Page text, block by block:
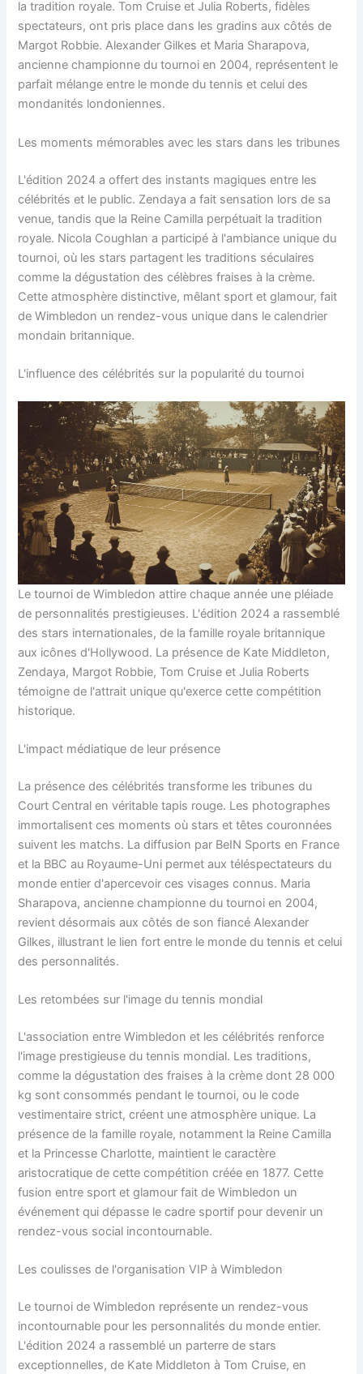
la tradition royale. Tom Cruise et Julia Roberts, fidèles
spectateurs, ont pris place dans les gradins aux côtés de
Margot Robbie. Alexander Gilkes et Maria Sharapova,
ancienne championne du tournoi en 2004, représentent le
parfait mélange entre le monde du tennis et celui des
mondanités londoniennes.
Les moments mémorables avec les stars dans les tribunes
L'édition 2024 a offert des instants magiques entre les
célébrités et le public. Zendaya a fait sensation lors de sa
venue, tandis que la Reine Camilla perpétuait la tradition
royale. Nicola Coughlan a participé à l'ambiance unique du
tournoi, où les stars partagent les traditions séculaires
comme la dégustation des célèbres fraises à la crème.
Cette atmosphère distinctive, mêlant sport et glamour, fait
de Wimbledon un rendez-vous unique dans le calendrier
mondain britannique.
L'influence des célébrités sur la popularité du tournoi
Le tournoi de Wimbledon attire chaque année une pléiade
de personnalités prestigieuses. L'édition 2024 a rassemblé
des stars internationales, de la famille royale britannique
aux icônes d'Hollywood. La présence de Kate Middleton,
Zendaya, Margot Robbie, Tom Cruise et Julia Roberts
témoigne de l'attrait unique qu'exerce cette compétition
historique.
L'impact médiatique de leur présence
La présence des célébrités transforme les tribunes du
Court Central en véritable tapis rouge. Les photographes
immortalisent ces moments où stars et têtes couronnées
suivent les matchs. La diffusion par BeIN Sports en France
et la BBC au Royaume-Uni permet aux téléspectateurs du
monde entier d'apercevoir ces visages connus. Maria
Sharapova, ancienne championne du tournoi en 2004,
revient désormais aux côtés de son fiancé Alexander
Gilkes, illustrant le lien fort entre le monde du tennis et celui
des personnalités.
Les retombées sur l'image du tennis mondial
L'association entre Wimbledon et les célébrités renforce
l'image prestigieuse du tennis mondial. Les traditions,
comme la dégustation des fraises à la crème dont 28 000
kg sont consommés pendant le tournoi, ou le code
vestimentaire strict, créent une atmosphère unique. La
présence de la famille royale, notamment la Reine Camilla
et la Princesse Charlotte, maintient le caractère
aristocratique de cette compétition créée en 1877. Cette
fusion entre sport et glamour fait de Wimbledon un
événement qui dépasse le cadre sportif pour devenir un
rendez-vous social incontournable.
Les coulisses de l'organisation VIP à Wimbledon
Le tournoi de Wimbledon représente un rendez-vous
incontournable pour les personnalités du monde entier.
L'édition 2024 a rassemblé un parterre de stars
exceptionnelles, de Kate Middleton à Tom Cruise, en